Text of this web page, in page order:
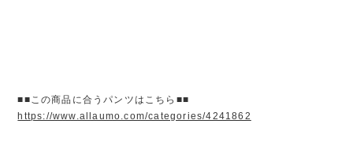
■■この商品に合うパンツはこちら■■
https://www.allaumo.com/categories/4241862